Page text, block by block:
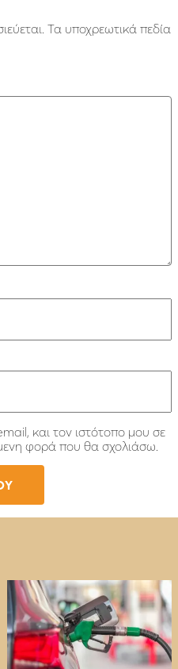
Τα υποχρεωτικά πεδία
και τον ιστότοπο μου σε
φορά που θα σχολιάσω.